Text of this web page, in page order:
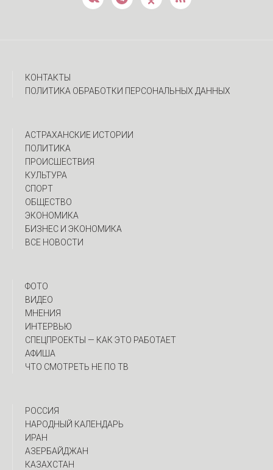
КОНТАКТЫ
ПОЛИТИКА ОБРАБОТКИ ПЕРСОНАЛЬНЫХ ДАННЫХ
АСТРАХАНСКИЕ ИСТОРИИ
ПОЛИТИКА
ПРОИСШЕСТВИЯ
КУЛЬТУРА
СПОРТ
ОБЩЕСТВО
ЭКОНОМИКА
БИЗНЕС И ЭКОНОМИКА
ВСЕ НОВОСТИ
ФОТО
ВИДЕО
МНЕНИЯ
ИНТЕРВЬЮ
CПЕЦПРОЕКТЫ — КАК ЭТО РАБОТАЕТ
АФИША
ЧТО СМОТРЕТЬ НЕ ПО ТВ
РОССИЯ
НАРОДНЫЙ КАЛЕНДАРЬ
ИРАН
АЗЕРБАЙДЖАН
КАЗАХСТАН